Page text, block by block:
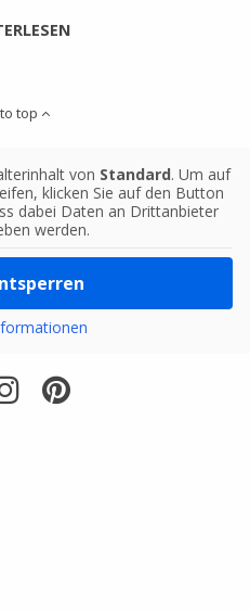
top
von Standard. Um auf
klicken Sie auf den Button
dabei Daten an Drittanbieter
werden.